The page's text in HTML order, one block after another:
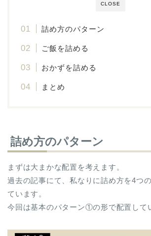
CLOSE
詰め方のパターン
ご飯を詰める
おかずを詰める
まとめ
詰め方のパターン
まずは大まかな配置を考えます。
過去の記事にて、私なりに詰め方を4つ
ています。
今回は基本のパターン①の形で配置して